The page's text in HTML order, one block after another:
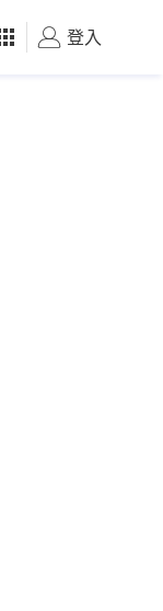
好食玩飛
登入